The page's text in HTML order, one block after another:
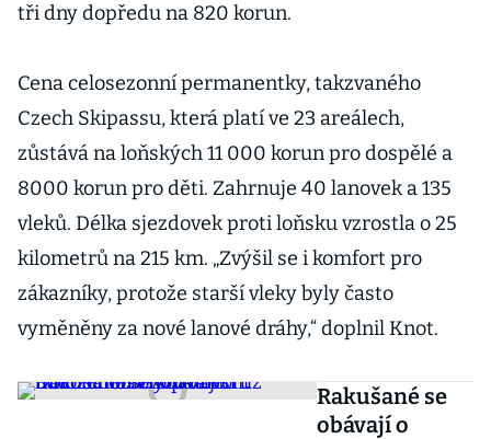
tři dny dopředu na 820 korun.
Cena celosezonní permanentky, takzvaného
Czech Skipassu, která platí ve 23 areálech,
zůstává na loňských 11 000 korun pro dospělé a
8000 korun pro děti. Zahrnuje 40 lanovek a 135
vleků. Délka sjezdovek proti loňsku vzrostla o 25
kilometrů na 215 km. „Zvýšil se i komfort pro
zákazníky, protože starší vleky byly často
vyměněny za nové lanové dráhy,“ doplnil Knot.
Rakušané se
obávají o